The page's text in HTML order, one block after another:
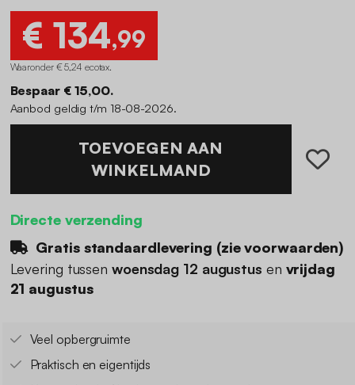
€ 134,99
Waaronder € 5,24 ecotax.
Bespaar € 15,00.
Aanbod geldig t/m 18-08-2026.
TOEVOEGEN AAN
WINKELMAND
Directe verzending
Gratis standaardlevering (zie voorwaarden)
Levering tussen woensdag 12 augustus en vrijdag
21 augustus
Veel opbergruimte
Praktisch en eigentijds